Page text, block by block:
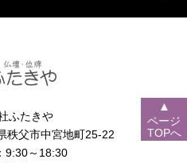
ふたきや
父市中宮地町25-22
9:30～18:30
▲
ページ
TOPへ